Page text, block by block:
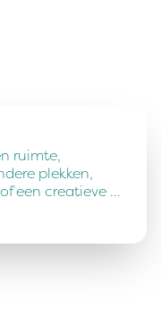
ruimte,
plekken,
een creatieve …